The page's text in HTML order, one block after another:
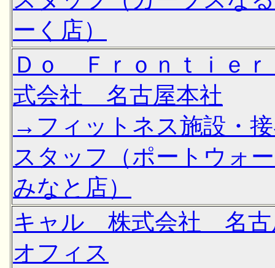
ーく店）
Ｄｏ Ｆｒｏｎｔｉｅ
式会社 名古屋本社
→フィットネス施設・
スタッフ（ポートウォ
みなと店）
キャル 株式会社 名古
オフィス